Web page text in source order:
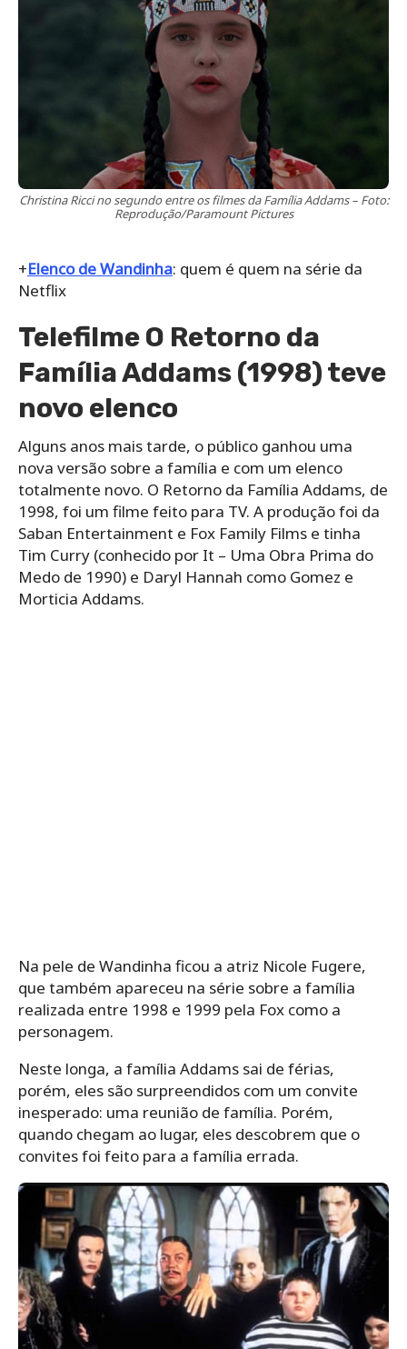
Christina Ricci no segundo entre os filmes da Família Addams – Foto:
Reprodução/Paramount Pictures
+Elenco de Wandinha: quem é quem na série da
Netflix
Telefilme O Retorno da
Família Addams (1998) teve
novo elenco
Alguns anos mais tarde, o público ganhou uma
nova versão sobre a família e com um elenco
totalmente novo. O Retorno da Família Addams, de
1998, foi um filme feito para TV. A produção foi da
Saban Entertainment e Fox Family Films e tinha
Tim Curry (conhecido por It – Uma Obra Prima do
Medo de 1990) e Daryl Hannah como Gomez e
Morticia Addams.
Na pele de Wandinha ficou a atriz Nicole Fugere,
que também apareceu na série sobre a família
realizada entre 1998 e 1999 pela Fox como a
personagem.
Neste longa, a família Addams sai de férias,
porém, eles são surpreendidos com um convite
inesperado: uma reunião de família. Porém,
quando chegam ao lugar, eles descobrem que o
convites foi feito para a família errada.